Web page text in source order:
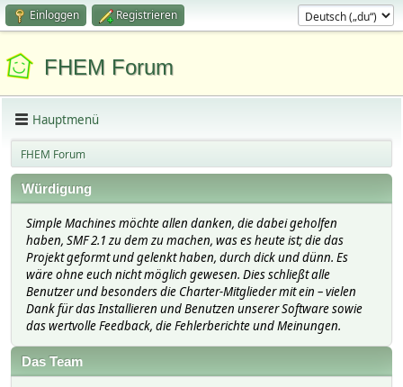
Einloggen Registrieren
FHEM Forum
Hauptmenü
FHEM Forum
Würdigung
Simple Machines möchte allen danken, die dabei geholfen
haben, SMF 2.1 zu dem zu machen, was es heute ist; die das
Projekt geformt und gelenkt haben, durch dick und dünn. Es
wäre ohne euch nicht möglich gewesen. Dies schließt alle
Benutzer und besonders die Charter-Mitglieder mit ein – vielen
Dank für das Installieren und Benutzen unserer Software sowie
das wertvolle Feedback, die Fehlerberichte und Meinungen.
Das Team